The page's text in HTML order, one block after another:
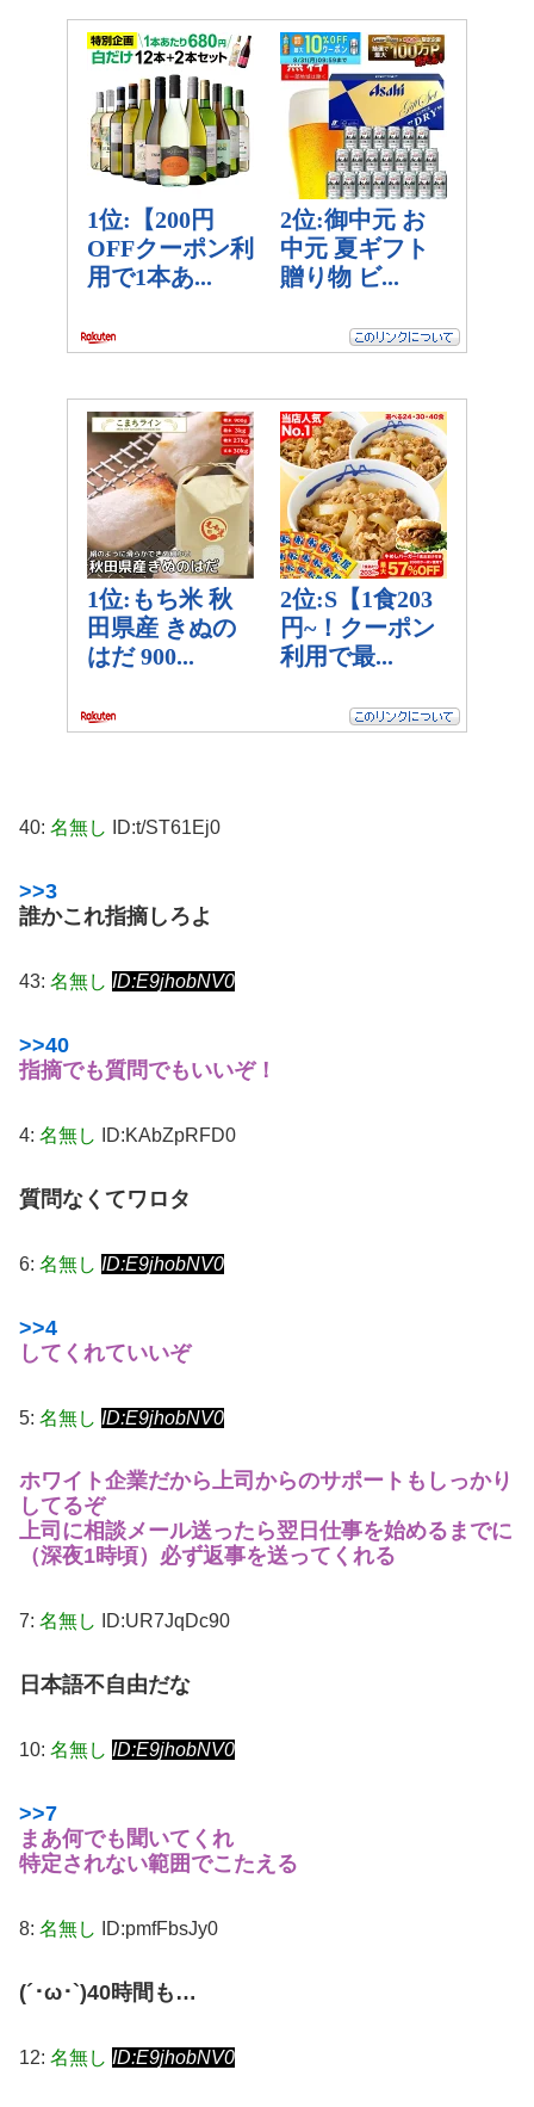
40: 名無し ID:t/ST61Ej0
>>3
誰かこれ指摘しろよ
43: 名無し ID:E9jhobNV0
>>40
指摘でも質問でもいいぞ！
4: 名無し ID:KAbZpRFD0
質問なくてワロタ
6: 名無し ID:E9jhobNV0
>>4
してくれていいぞ
5: 名無し ID:E9jhobNV0
ホワイト企業だから上司からのサポートもしっかり
してるぞ
上司に相談メール送ったら翌日仕事を始めるまでに
（深夜1時頃）必ず返事を送ってくれる
7: 名無し ID:UR7JqDc90
日本語不自由だな
10: 名無し ID:E9jhobNV0
>>7
まあ何でも聞いてくれ
特定されない範囲でこたえる
8: 名無し ID:pmfFbsJy0
(´･ω･`)40時間も…
12: 名無し ID:E9jhobNV0